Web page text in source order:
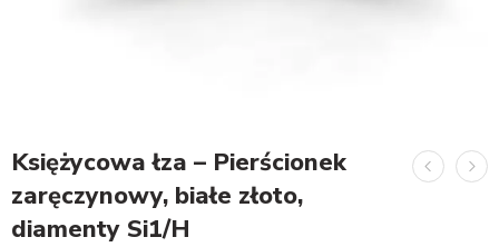
Księżycowa łza – Pierścionek
zaręczynowy, białe złoto,
diamenty Si1/H